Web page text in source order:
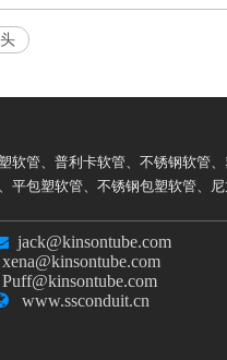
软管、 普利卡软管、 不锈钢软管、
、 平包塑软管、 不锈钢包塑软管、
jack@kinsontube.com
xena@kinsontube.com
Puff@kinsontube.com
www.ssconduit.cn